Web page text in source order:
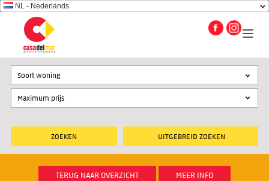
NL - Nederlands
UITGEBREID ZOEKEN
Soort woning
TERUG NAAR OVERZICHT MEER INFO